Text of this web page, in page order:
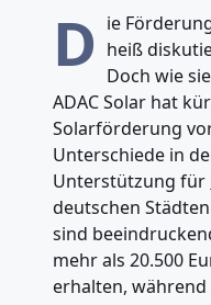
D ie
heiß
Doch wie
ADAC Solar hat
Solarförderung
Unterschiede in
Unterstützung für
deutschen
sind
mehr als 20.500
erhalten,